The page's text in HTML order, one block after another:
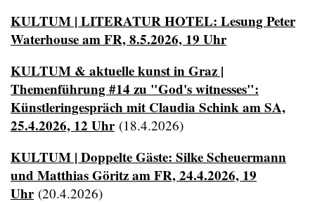
KULTUM | LITERATUR HOTEL: Lesung Peter
Waterhouse am FR, 8.5.2026, 19 Uhr
KULTUM & aktuelle kunst in Graz |
Themenführung #14 zu "God's witnesses":
Künstleringespräch mit Claudia Schink am SA,
25.4.2026, 12 Uhr(18.4.2026)
KULTUM | Doppelte Gäste: Silke Scheuermann
und Matthias Göritz am FR, 24.4.2026, 19
Uhr (20.4.2026)